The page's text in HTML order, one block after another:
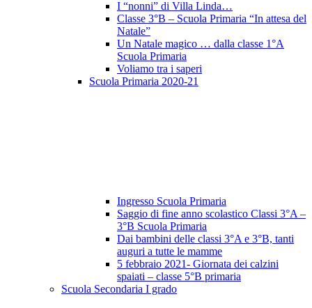
I “nonni” di Villa Linda…
Classe 3°B – Scuola Primaria “In attesa del
Natale”
Un Natale magico … dalla classe 1°A
Scuola Primaria
Voliamo tra i saperi
Scuola Primaria 2020-21
Ingresso Scuola Primaria
Saggio di fine anno scolastico Classi 3°A –
3°B Scuola Primaria
Dai bambini delle classi 3°A e 3°B, tanti
auguri a tutte le mamme
5 febbraio 2021- Giornata dei calzini
spaiati – classe 5°B primaria
Scuola Secondaria I grado